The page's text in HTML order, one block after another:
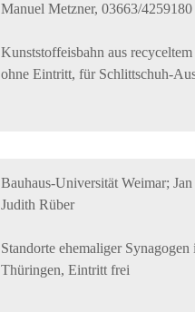
Manuel Metzner, 03663/4259180
Kunststoffeisbahn aus
ohne Eintritt, für Schlittschuh-
Bauhaus-Universität Weimar;
Judith Rüber
Standorte ehemaliger Synagogen
Thüringen, Eintritt frei